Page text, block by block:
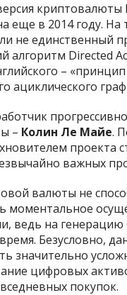
криптовалюты
еще в 2014 году. На
не единственный
алгоритм Directed
– «принцип
ациклического
– Колин Ле Майе.
проекта
важных
валюты не
моментальное
ведь на генерацию
Безусловно,
значительно
цифровых
покупок.